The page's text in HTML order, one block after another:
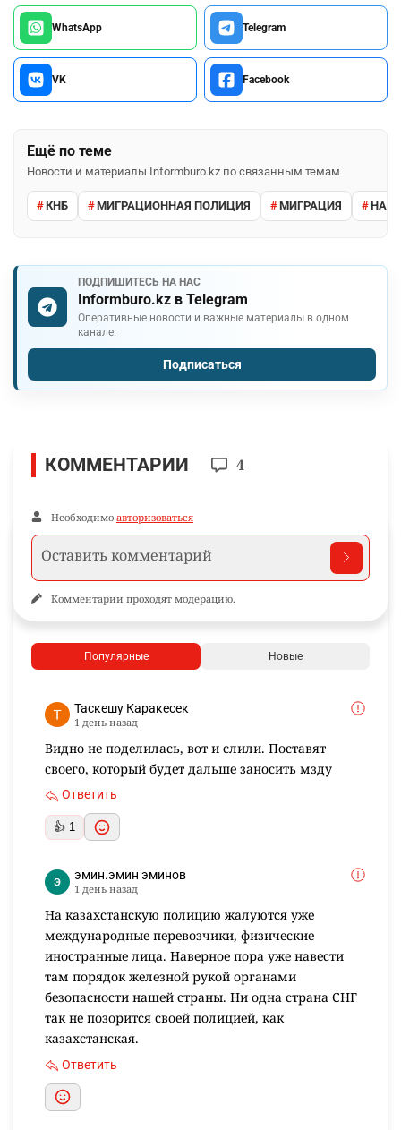
WhatsApp Telegram
VK Facebook
Ещё по теме
Новости и материалы Informburo.kz по связанным темам
КНБ МИГРАЦИОННАЯ ПОЛИЦИЯ МИГРАЦИЯ
ПОДПИШИТЕСЬ НА НАС
Informburo.kz в Telegram
Оперативные новости и важные материалы в одном
канале.
Подписаться
КОММЕНТАРИИ 4
Необходимо авторизоваться
Комментарии проходят модерацию.
Популярные Новые
Таскешу Каракесек
1 день назад
Видно не поделилась, вот и слили. Поставят
своего, который будет дальше заносить мзду
Ответить
👍 1
эмин.эмин эминов
1 день назад
На казахстанскую полицию жалуются уже
международные перевозчики, физические
иностранные лица. Наверное пора уже навести
там порядок железной рукой органами
безопасности нашей страны. Ни одна страна СНГ
так не позорится своей полицией, как
казахстанская.
Ответить